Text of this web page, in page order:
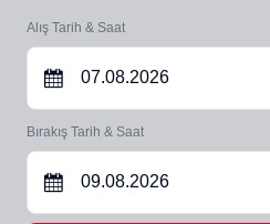
Alış Tarih & Saat
Bırakış Tarih & Saat